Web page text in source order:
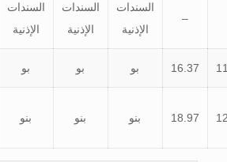
–
السندات
الإذنية
السندات
الإذنية
السندات
الإذنية
16.37 بو بو بو
18.97 بنو بنو بنو